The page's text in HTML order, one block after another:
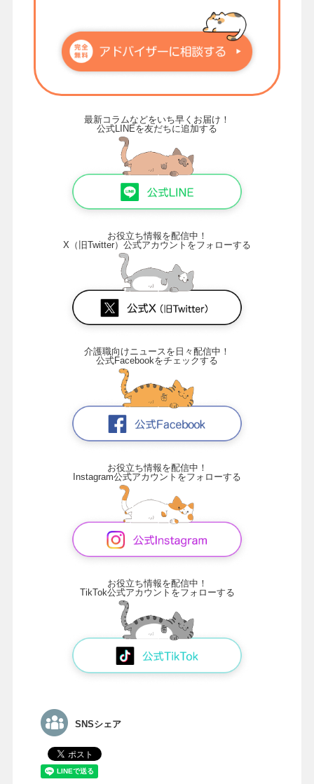
最新コラムなどをいち早くお届け！
公式LINEを友だちに追加する
お役立ち情報を配信中！
X（旧Twitter）公式アカウントをフォローする
介護職向けニュースを日々配信中！
公式Facebookをチェックする
お役立ち情報を配信中！
Instagram公式アカウントをフォローする
お役立ち情報を配信中！
TikTok公式アカウントをフォローする
SNSシェア